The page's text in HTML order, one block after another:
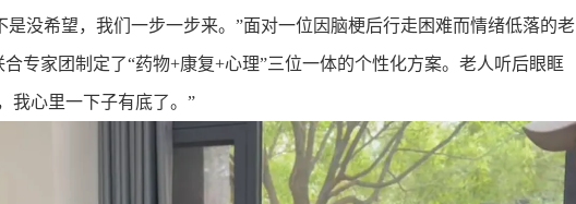
是没希望，我们一步一步来。”面对一位因脑梗后行走困难而情绪低落的老
专家团制定了“药物+康复+心理”三位一体的个性化方案。老人听后眼眶
我心里一下子有底了。 ”